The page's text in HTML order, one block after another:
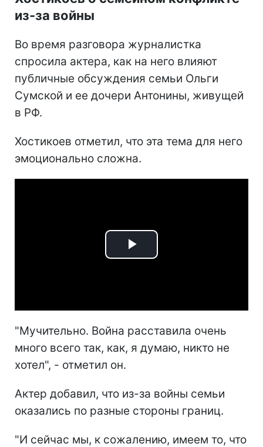
из-за войны
Во время разговора журналистка
спросила актера, как на него влияют
публичные обсуждения семьи Ольги
Сумской и ее дочери Антонины, живущей
в РФ.
Хостикоев отметил, что эта тема для него
эмоционально сложна.
Play
"Мучительно. Война расставила очень
много всего так, как, я думаю, никто не
хотел", - отметил он.
Актер добавил, что из-за войны семьи
оказались по разные стороны границ.
"И сейчас мы, к сожалению, имеем то, что